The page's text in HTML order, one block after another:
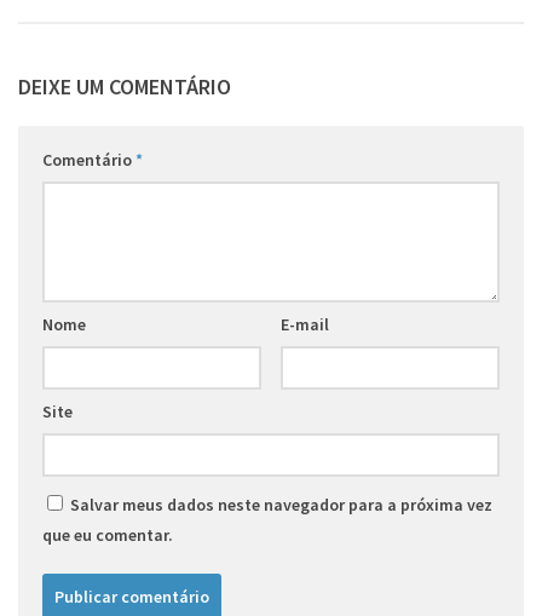
DEIXE UM COMENTÁRIO
Comentário*
Nome E-mail
Site
Salvar meus dados neste navegador para a próxima vez
que eu comentar.